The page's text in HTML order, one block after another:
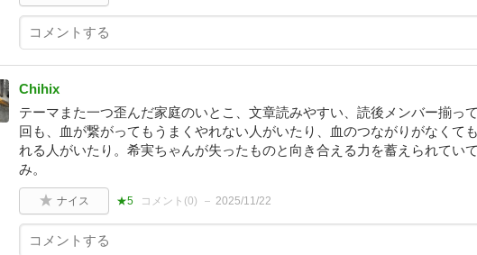
Chihix
テーマまた一つ歪んだ家庭のいとこ、文章読みやすい、読後メンバー揃っ
回も、血が繋がってもうまくやれない人がいたり、血のつながりがなくて
れる人がいたり。希実ちゃんが失ったものと向き合える力を蓄えられてい
み。
ナイス ★5 コメント(0) 2025/11/22